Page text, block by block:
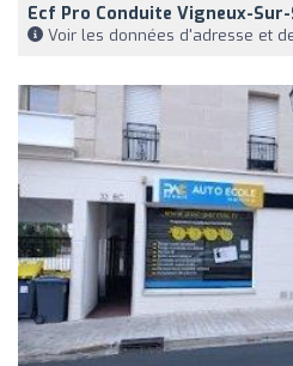
Ecf Pro Conduite Vigneux-Sur-
Voir les données d'adresse et